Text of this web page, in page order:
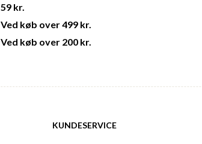
59 kr.
Ved køb over 499 kr.
Ved køb over 200 kr.
KUNDESERVICE